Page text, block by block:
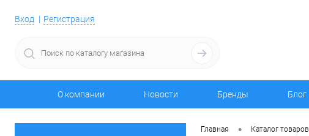
Вход Регистрация
О компании Новости Бренды Блог
Главная • Каталог товаров